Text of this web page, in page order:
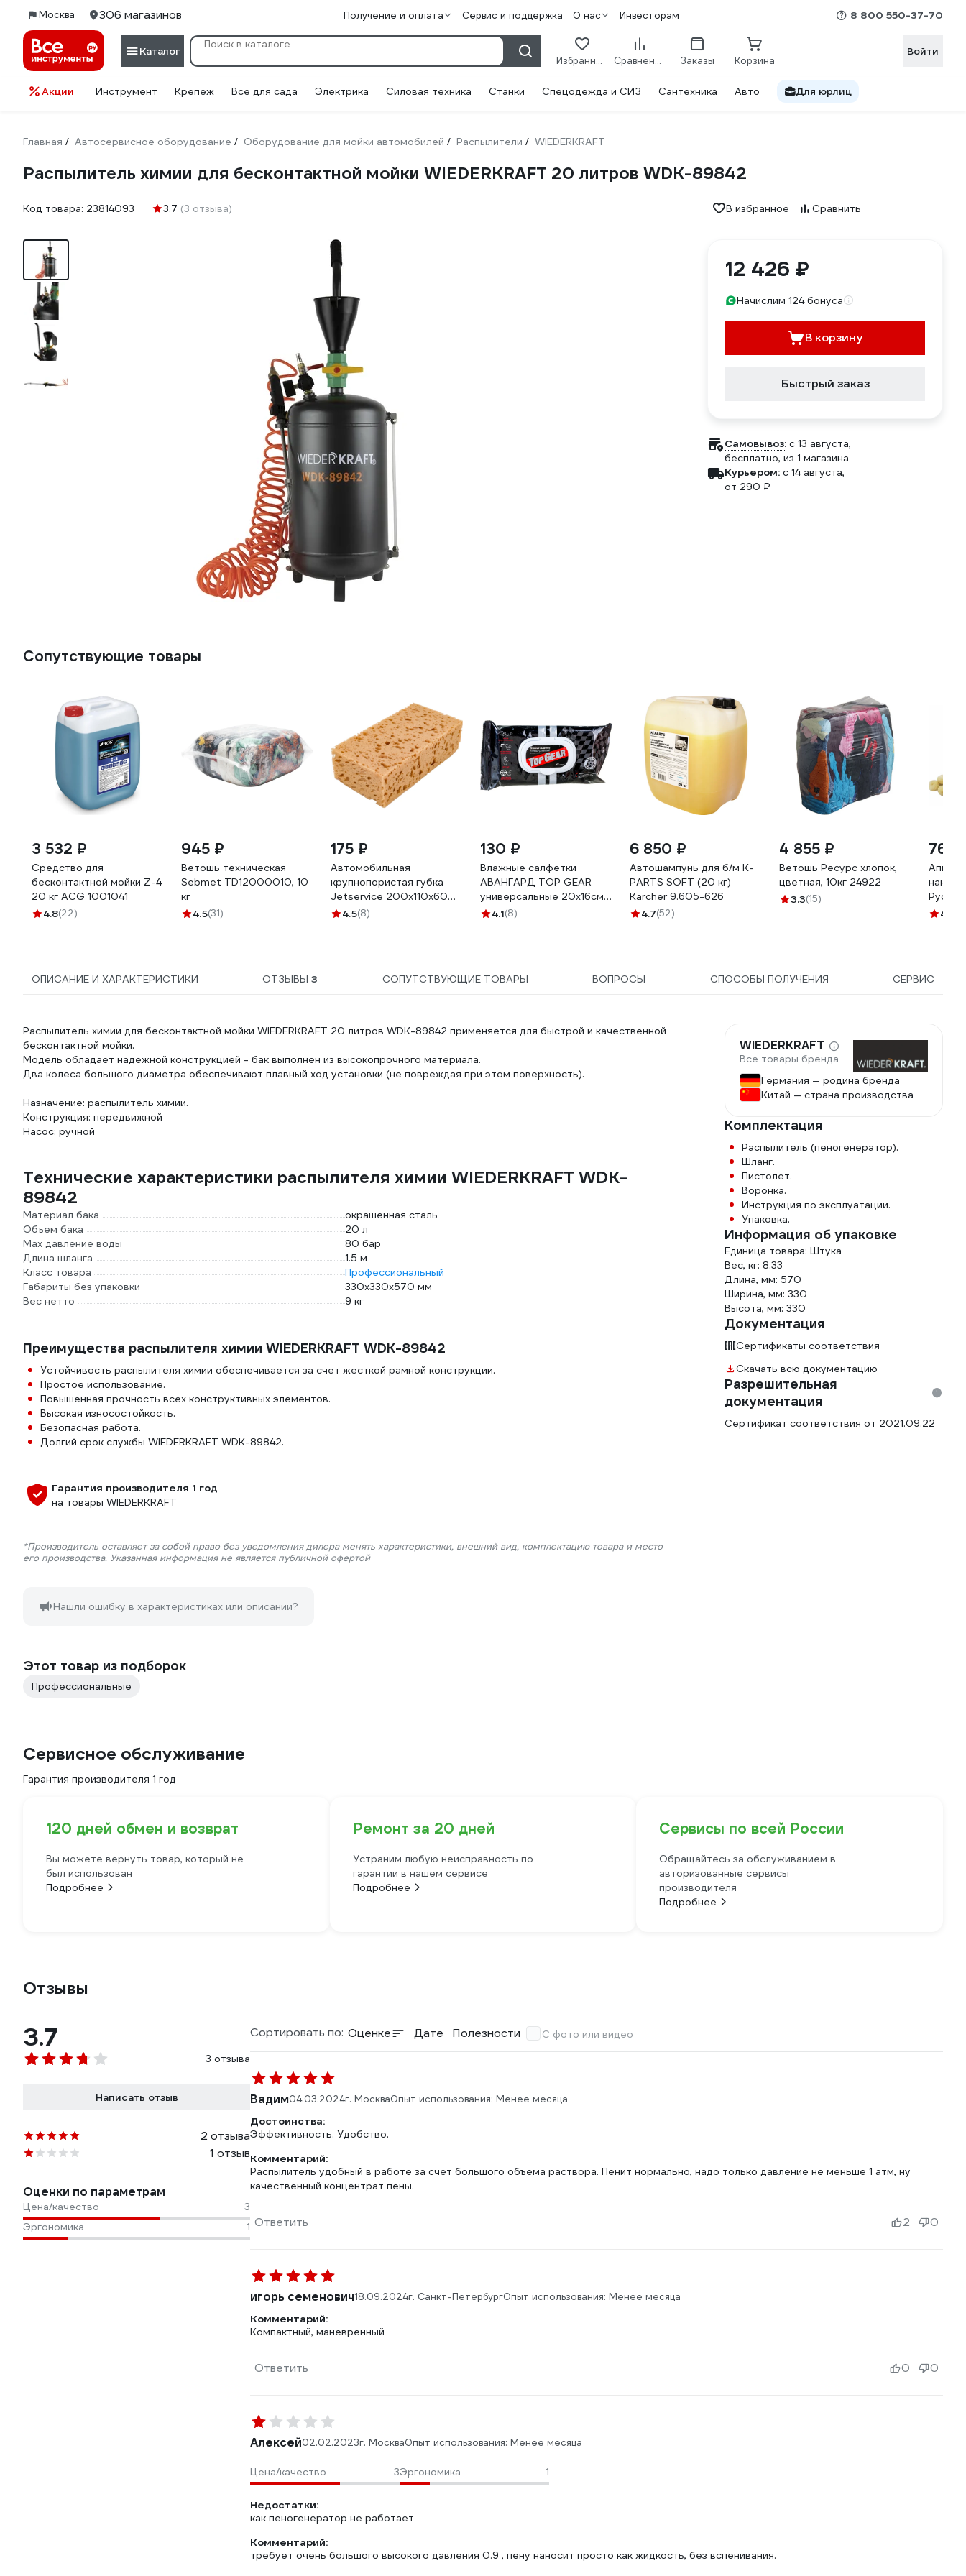
Москва 306 магазинов Получение и оплата Сервис и поддержка О нас Инвесторам 8 800 550-37-70
Каталог
Избранное Сравнение Заказы Корзина
Войти
Акции Инструмент Крепеж Всё для сада Электрика Силовая техника Станки Спецодежда и СИЗ Сантехника Авто Для юрлиц
Главная / Автосервисное оборудование / Оборудование для мойки автомобилей / Распылители / WIEDERKRAFT
Распылитель химии для бесконтактной мойки WIEDERKRAFT 20 литров WDK-89842
Код товара: 23814093 3.7 (3 отзыва) В избранное Сравнить
12 426 ₽
Начислим 124 бонуса
В корзину
Быстрый заказ
Самовывоз: c 13 августа,
бесплатно, из 1 магазина
Курьером: c 14 августа,
от 290 ₽
Сопутствующие товары
3 532 ₽
Средство для
бесконтактной мойки Z-4
20 кг ACG 1001041
4.8(22)
945 ₽
Ветошь техническая
Sebmet TD12000010, 10
кг
4.5(31)
175 ₽
Автомобильная
крупнопористая губка
Jetservice 200x110x60
мм СП-167
4.5(8)
130 ₽
Влажные салфетки
АВАНГАРД TOP GEAR
универсальные 20х16см
45шт TG-30107
4.1(8)
6 850 ₽
Автошампунь для б/м K-
PARTS SOFT (20 кг)
Karcher 9.605-626
4.7(52)
4 855 ₽
Ветошь Ресурс хлопок,
цветная, 10кг 24922
3.3(15)
762
100
4.6
ОПИСАНИЕ И ХАРАКТЕРИСТИКИ ОТЗЫВЫ3 СОПУТСТВУЮЩИЕ ТОВАРЫ ВОПРОСЫ СПОСОБЫ ПОЛУЧЕНИЯ СЕРВИС
Распылитель химии для бесконтактной мойки WIEDERKRAFT 20 литров WDK-89842 применяется для быстрой и качественной
бесконтактной мойки.
Модель обладает надежной конструкцией - бак выполнен из высокопрочного материала.
Два колеса большого диаметра обеспечивают плавный ход установки (не повреждая при этом поверхность).
Назначение: распылитель химии.
Конструкция: передвижной
Насос: ручной
Технические характеристики распылителя химии WIEDERKRAFT WDK-
89842
Материал бака
окрашенная сталь
Объем бака
20 л
Max давление воды
80 бар
Длина шланга
1.5 м
Класс товара
Профессиональный
Габариты без упаковки
330x330x570 мм
Вес нетто
9 кг
Преимущества распылителя химии WIEDERKRAFT WDK-89842
Устойчивость распылителя химии обеспечивается за счет жесткой рамной конструкции.
Простое использование.
Повышенная прочность всех конструктивных элементов.
Высокая износостойкость.
Безопасная работа.
Долгий срок службы WIEDERKRAFT WDK-89842.
Гарантия производителя 1 год
на товары WIEDERKRAFT
*Производитель оставляет за собой право без уведомления дилера менять характеристики, внешний вид, комплектацию товара и место
его производства. Указанная информация не является публичной офертой
Нашли ошибку в характеристиках или описании?
WIEDERKRAFT
Все товары бренда
Германия — родина бренда
Китай — страна производства
Комплектация
Распылитель (пеногенератор).
Шланг.
Пистолет.
Воронка.
Инструкция по эксплуатации.
Упаковка.
Информация об упаковке
Единица товара: Штука
Вес, кг: 8.33
Длина, мм: 570
Ширина, мм: 330
Высота, мм: 330
Документация
Сертификаты соответствия
Скачать всю документацию
Разрешительная
документация
Сертификат соответствия от 2021.09.22
Этот товар из подборок
Профессиональные
Сервисное обслуживание
Гарантия производителя 1 год
120 дней обмен и возврат
Вы можете вернуть товар, который не
был использован
Подробнее
Ремонт за 20 дней
Устраним любую неисправность по
гарантии в нашем сервисе
Подробнее
Сервисы по всей России
Обращайтесь за обслуживанием в
авторизованные сервисы
производителя
Подробнее
Отзывы
3.7
3 отзыва
Написать отзыв
2 отзыва
1 отзыв
Оценки по параметрам
Цена/качество
3
Эргономика
1
Сортировать по: Оценке Дате Полезности С фото или видео
Вадим04.03.2024г. МоскваОпыт использования: Менее месяца
Достоинства:
Эффективность. Удобство.
Комментарий:
Распылитель удобный в работе за счет большого объема раствора. Пенит нормально, надо только давление не меньше 1 атм, ну
качественный концентрат пены.
Ответить 2 0
игорь семенович18.09.2024г. Санкт-ПетербургОпыт использования: Менее месяца
Комментарий:
Компактный, маневренный
Ответить 0 0
Алексей02.02.2023г. МоскваОпыт использования: Менее месяца
Цена/качество 3Эргономика 1
Недостатки:
как пеногенератор не работает
Комментарий:
требует очень большого высокого давления 0.9 , пену наносит просто как жидкость, без вспенивания.